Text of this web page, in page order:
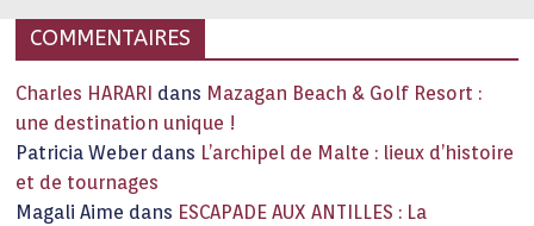
COMMENTAIRES
Charles HARARI dans Mazagan Beach & Golf Resort :
une destination unique !
Patricia Weber dans L’archipel de Malte : lieux d’histoire
et de tournages
Magali Aime dans ESCAPADE AUX ANTILLES : La